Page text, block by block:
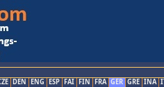
DEN ENG ESP FAI FIN FRA GER GRE INA